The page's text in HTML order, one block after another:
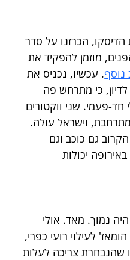
הכרזנו על סדר
מוזמן להפקיד את
נוסף. עכשיו, נכניס את
כי מתרחש פה
פעמי. שני ווקטורים
וישראל עולה.
גם כוכב וגם
יכולות
2025 הרף היה נמוך. מאד. אולי
לעילוי רועי כפרי,
שהנבחרת צריכה לעלות